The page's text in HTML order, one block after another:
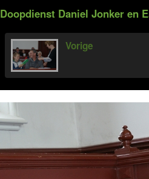
Doopdienst Daniel Jonker en
Vorige